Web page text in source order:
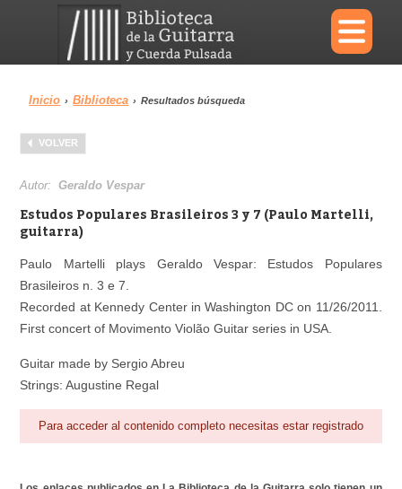
×
Menu
Biblioteca
Área personal Reproductor
Inicio › Biblioteca › Resultados búsqueda
VOLVER
Autor:Geraldo Vespar
Estudos Populares Brasileiros 3 y 7 (Paulo Martelli,
guitarra)
Paulo Martelli plays Geraldo Vespar: Estudos Populares
Brasileiros n. 3 e 7.
Recorded at Kennedy Center in Washington DC on 11/26/2011.
First concert of Movimento Violão Guitar series in USA.
Guitar made by Sergio Abreu
Strings: Augustine Regal
Para acceder al contenido completo necesitas estar registrado